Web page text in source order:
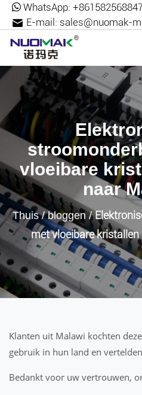
WhatsApp:
E-mail: sales@nuomak-
vloeibare
naar
Thuis/bloggen /
met vloeibare
Klanten uit Malawi kochten
gebruik in hun land en
Bedankt voor uw vertrouwen,